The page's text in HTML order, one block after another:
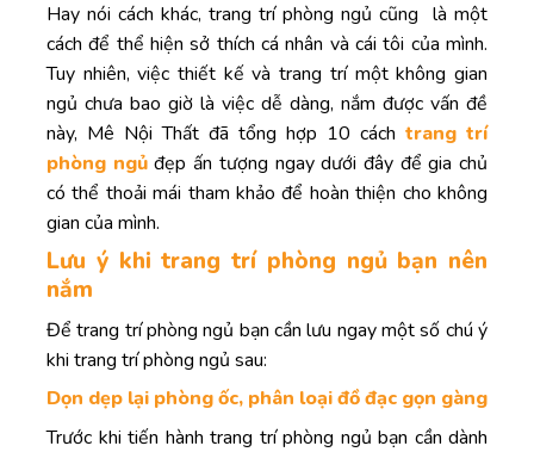
Hay nói cách khác, trang trí phòng ngủ cũng là một
cách để thể hiện sở thích cá nhân và cái tôi của mình.
Tuy nhiên, việc thiết kế và trang trí một không gian
ngủ chưa bao giờ là việc dễ dàng, nắm được vấn đề
này, Mê Nội Thất đã tổng hợp 10 cách trang trí
phòng ngủđẹp ấn tượng ngay dưới đây để gia chủ
có thể thoải mái tham khảo để hoàn thiện cho không
gian của mình.
Lưu ý khi trang trí phòng ngủ bạn nên
nắm
Để trang trí phòng ngủ bạn cần lưu ngay một số chú ý
khi trang trí phòng ngủ sau:
Dọn dẹp lại phòng ốc, phân loại đồ đạc gọn gàng
Trước khi tiến hành trang trí phòng ngủ bạn cần dành